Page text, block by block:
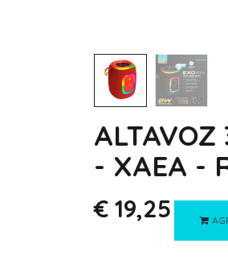
- XAEA -
€ 19,25